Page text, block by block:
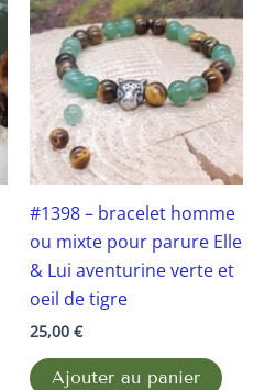
#1398 – bracelet homme
ou mixte pour parure Elle
& Lui aventurine verte et
oeil de tigre
25,00 €
Ajouter au panier